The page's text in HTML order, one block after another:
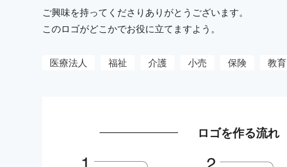
ご興味を持ってくださりありがとうございます。
このロゴがどこかでお役に立てますよう。
医療法人 福祉 介護 小売 保険 教育
ロゴを作る流れ